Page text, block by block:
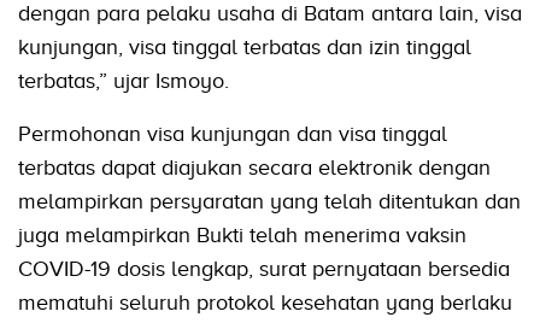
dengan para pelaku usaha di Batam antara lain, visa
kunjungan, visa tinggal terbatas dan izin tinggal
terbatas,” ujar Ismoyo.
Permohonan visa kunjungan dan visa tinggal
terbatas dapat diajukan secara elektronik dengan
melampirkan persyaratan yang telah ditentukan dan
juga melampirkan Bukti telah menerima vaksin
COVID-19 dosis lengkap, surat pernyataan bersedia
mematuhi seluruh protokol kesehatan yang berlaku